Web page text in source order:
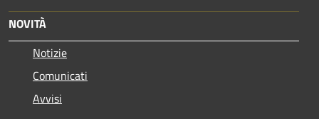
NOVITÀ
Notizie
Comunicati
Avvisi